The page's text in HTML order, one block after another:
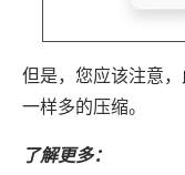
但是，您应该注意
一样多的压缩。
了解更多：